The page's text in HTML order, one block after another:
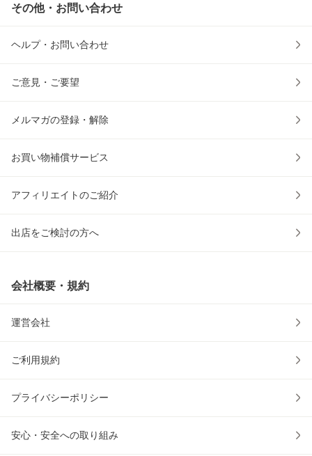
その他・お問い合わせ
ヘルプ・お問い合わせ
ご意見・ご要望
メルマガの登録・解除
お買い物補償サービス
アフィリエイトのご紹介
出店をご検討の方へ
会社概要・規約
運営会社
ご利用規約
プライバシーポリシー
安心・安全への取り組み